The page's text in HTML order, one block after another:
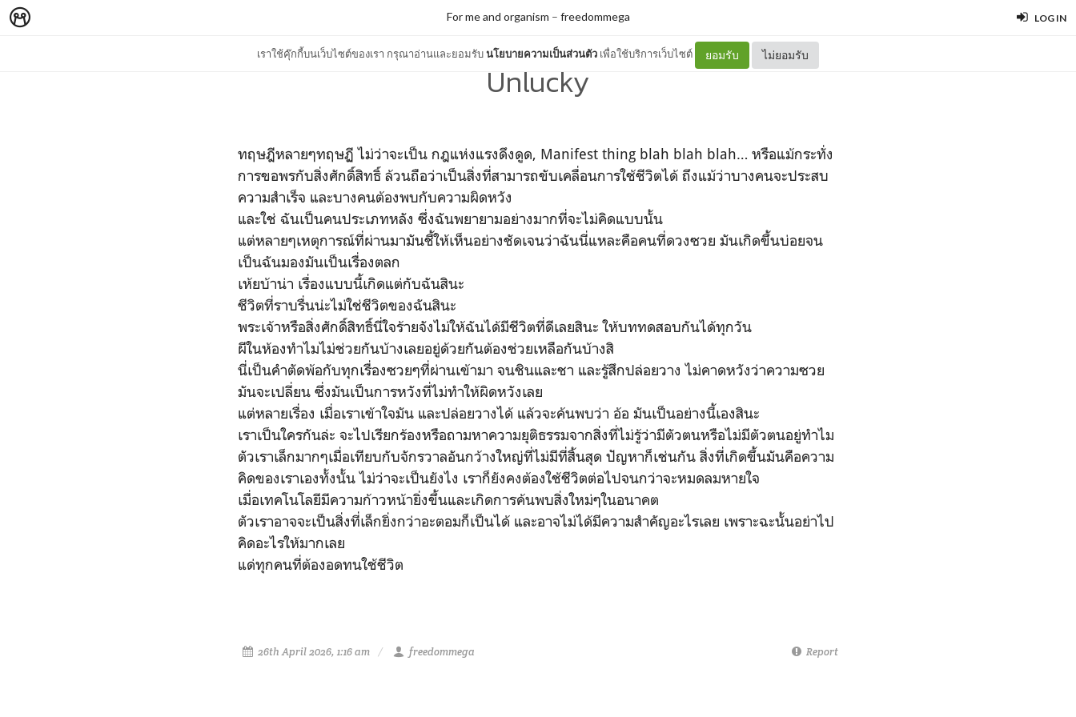
LOG IN
เราใช้คุ๊กกี้บนเว็บไซต์ของเรา กรุณาอ่านและยอมรับนโยบายความเป็นส่วนตัว เพื่อใช้บริการเว็บไซต์ ยอมรับ ไม่ยอมรับ
For me and organism – freedommega
Unlucky
ทฤษฎีหลายๆทฤษฏี ไม่ว่าจะเป็น กฎแห่งแรงดึงดูด, Manifest thing blah blah blah… หรือแม้กระทั่ง
การขอพรกับสิ่งศักดิ์สิทธิ์ ล้วนถือว่าเป็นสิ่งที่สามารถขับเคลื่อนการใช้ชีวิตได้ ถึงแม้ว่าบางคนจะประสบ
ความสำเร็จ และบางคนต้องพบกับความผิดหวัง
และใช่ ฉันเป็นคนประเภทหลัง ซึ่งฉันพยายามอย่างมากที่จะไม่คิดแบบนั้น
แต่หลายๆเหตุการณ์ที่ผ่านมามันชี้ให้เห็นอย่างชัดเจนว่าฉันนี่แหละคือคนที่ดวงซวย มันเกิดขึ้นบ่อยจน
เป็นฉันมองมันเป็นเรื่องตลก
เห้ยบ้าน่า เรื่องแบบนี้เกิดแต่กับฉันสินะ
ชีวิตที่ราบรื่นน่ะไม่ใช่ชีวิตของฉันสินะ
พระเจ้าหรือสิ่งศักดิ์สิทธิ์นี่ใจร้ายจังไม่ให้ฉันได้มีชีวิตที่ดีเลยสินะ ให้บททดสอบกันได้ทุกวัน
ผีในห้องทำไมไม่ช่วยกันบ้างเลยอยู่ด้วยกันต้องช่วยเหลือกันบ้างสิ
นี่เป็นคำตัดพ้อกับทุกเรื่องซวยๆที่ผ่านเข้ามา จนชินและชา และรู้สึกปล่อยวาง ไม่คาดหวังว่าความซวย
มันจะเปลี่ยน ซึ่งมันเป็นการหวังที่ไม่ทำให้ผิดหวังเลย
แต่หลายเรื่อง เมื่อเราเข้าใจมัน และปล่อยวางได้ แล้วจะค้นพบว่า อ้อ มันเป็นอย่างนี้เองสินะ
เราเป็นใครกันล่ะ จะไปเรียกร้องหรือถามหาความยุติธรรมจากสิ่งที่ไม่รู้ว่ามีตัวตนหรือไม่มีตัวตนอยู่ทำไม
ตัวเราเล็กมากๆเมื่อเทียบกับจักรวาลอันกว้างใหญ่ที่ไม่มีที่สิ้นสุด ปัญหาก็เช่นกัน สิ่งที่เกิดขึ้นมันคือความ
คิดของเราเองทั้งนั้น ไม่ว่าจะเป็นยังไง เราก็ยังคงต้องใช้ชีวิตต่อไปจนกว่าจะหมดลมหายใจ
เมื่อเทคโนโลยีมีความก้าวหน้ายิ่งขึ้นและเกิดการค้นพบสิ่งใหม่ๆในอนาคต
ตัวเราอาจจะเป็นสิ่งที่เล็กยิ่งกว่าอะตอมก็เป็นได้ และอาจไม่ได้มีความสำคัญอะไรเลย เพราะฉะนั้นอย่าไป
คิดอะไรให้มากเลย
แด่ทุกคนที่ต้องอดทนใช้ชีวิต
26th April 2026, 1:16 am freedommega Report